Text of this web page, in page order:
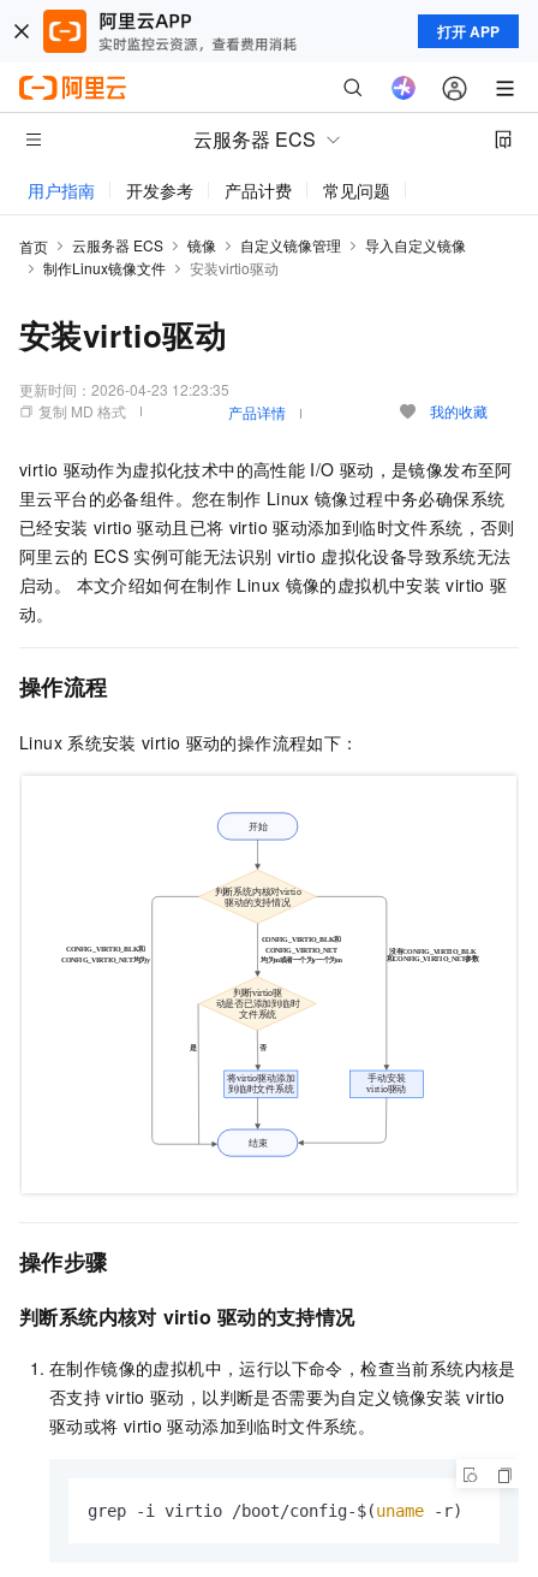
打开 APP
云服务器 ECS
用户指南 开发参考 产品计费 常见问题
首页 云服务器 ECS 镜像 自定义镜像管理
导入自定义镜像
制作Linux镜像文件
安装virtio驱动
安装virtio驱动
更新时间： 2026-04-23 12:23:35
复制 MD 格式
产品详情 我的收藏
virtio 驱动作为虚拟化技术中的高性能 I/O 驱动，是镜像发布至阿
里云平台的必备组件。您在制作 Linux 镜像过程中务必确保系统
已经安装 virtio 驱动且已将 virtio 驱动添加到临时文件系统，否则
阿里云的 ECS 实例可能无法识别 virtio 虚拟化设备导致系统无法
启动。 本文介绍如何在制作 Linux 镜像的虚拟机中安装 virtio 驱
动。
操作流程
Linux 系统安装 virtio 驱动的操作流程如下：
操作步骤
判断系统内核对 virtio 驱动的支持情况
在制作镜像的虚拟机中，运行以下命令，检查当前系统内核是
否支持 virtio 驱动，以判断是否需要为自定义镜像安装 virtio
驱动或将 virtio 驱动添加到临时文件系统。
grep -i virtio /boot/config-$(uname -r)